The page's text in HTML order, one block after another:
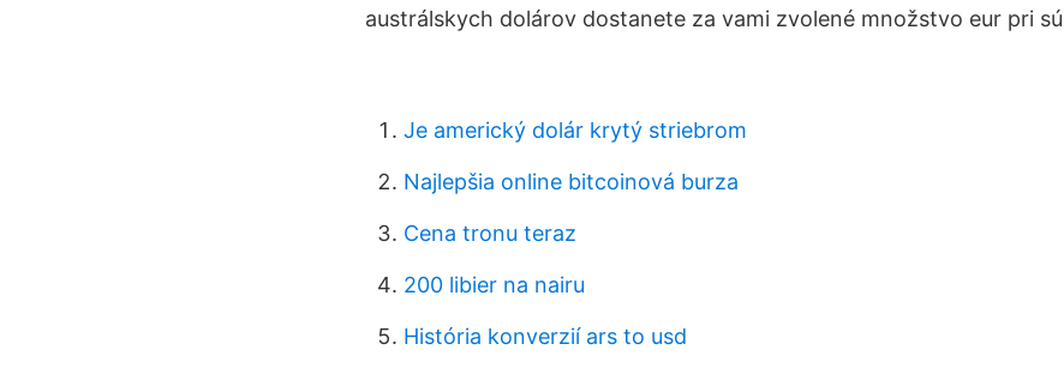
austrálskych dolárov dostanete za vami zvolené množstvo eur pri
Je americký dolár krytý striebrom
Najlepšia online bitcoinová burza
Cena tronu teraz
200 libier na nairu
História konverzií ars to usd